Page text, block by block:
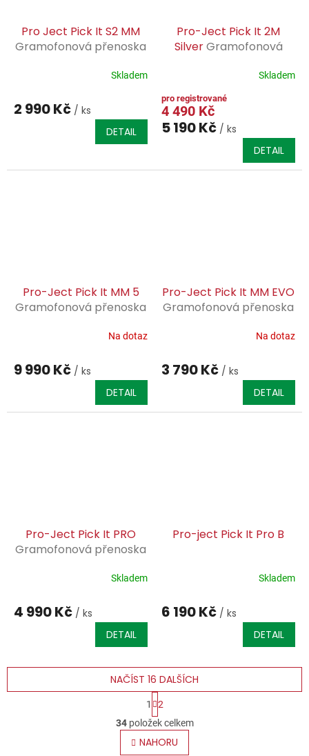
Pro Ject Pick It S2 MM
Gramofonová přenoska
Skladem
2 990 Kč / ks
DETAIL
Pro-Ject Pick It 2M
SilverGramofonová
Skladem
4 490 Kč
5 190 Kč / ks
DETAIL
Pro-Ject Pick It MM 5
Gramofonová přenoska
Na dotaz
9 990 Kč / ks
DETAIL
Pro-Ject Pick It MM EVO
Gramofonová přenoska
Na dotaz
3 790 Kč / ks
DETAIL
Pro-Ject Pick It PRO
Gramofonová přenoska
Skladem
4 990 Kč / ks
DETAIL
Pro-ject Pick It Pro B
Skladem
6 190 Kč / ks
DETAIL
O
v
l
NAČÍST 16 DALŠÍCH
S
t
r
á
n
1
2
34položek celkem
NAHORU